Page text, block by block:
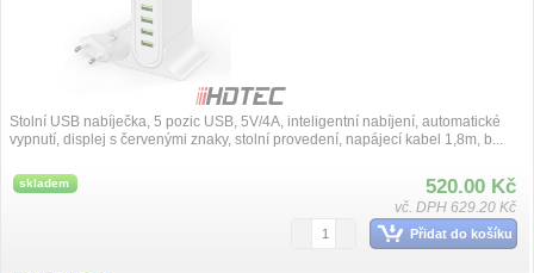
Stolní USB nabíječka, 5 pozic USB, 5V/4A, inteligentní nabíjení, automatické
vypnutí, displej s červenými znaky, stolní provedení, napájecí kabel 1,8m, b...
skladem 520.00 Kč
vč. DPH 629.20 Kč
Přidat do košíku